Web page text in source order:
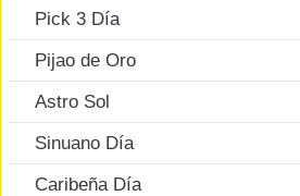
Pick 3 Día
Pijao de Oro
Astro Sol
Sinuano Día
Caribeña Día